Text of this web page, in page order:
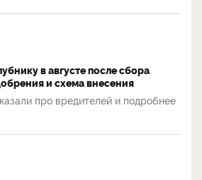
в августе после сбора
и схема внесения
про вредителей и подробнее